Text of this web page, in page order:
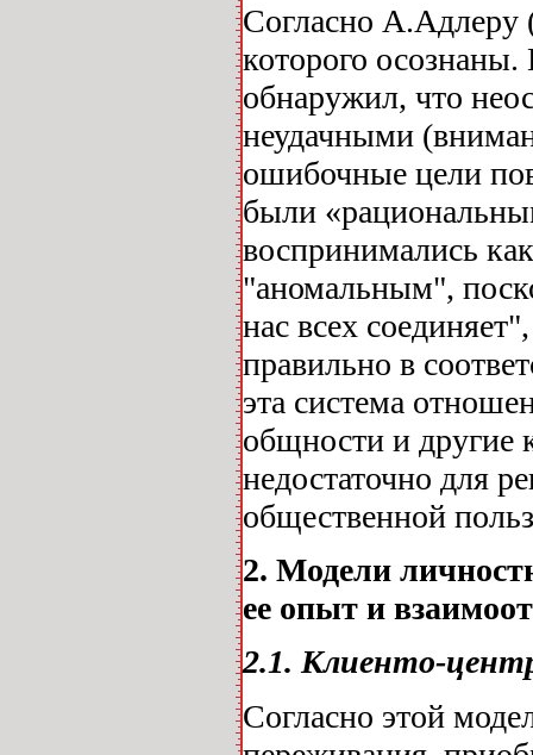
Согласно А.Адлеру
которого
обнаружил, что
неудачными
ошибочные цели
были
воспринимались
"аномальным",
нас всех
правильно в
эта система
общности и другие
недостаточно для
общественной
2. Модели
ее опыт и
2.1. Клиенто-
Согласно этой